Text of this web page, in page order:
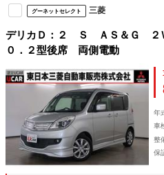
グーネットセレクト 三菱
デリカＤ：２ Ｓ ＡＳ＆Ｇ
０．２型後席 両側電動
年
車
整
保